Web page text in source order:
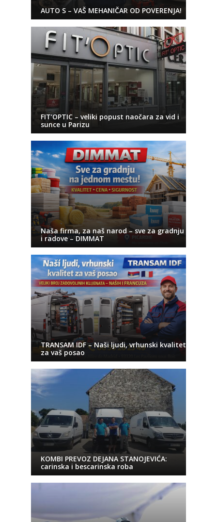
AUTO S – VAŠ MEHANIČAR OD POVERENJA!
FIT’OPTIC – veliki popust naočara za vid i
sunce u Parizu
Naša firma, za naš narod – sve za gradnju
i radove – DIMMAT
TRANSAM IDF – Naši ljudi, vrhunski kvalitet
za vaš posao
KOMBI PREVOZ DEJANA STANOJEVIĆA:
carinska i bescarinska roba